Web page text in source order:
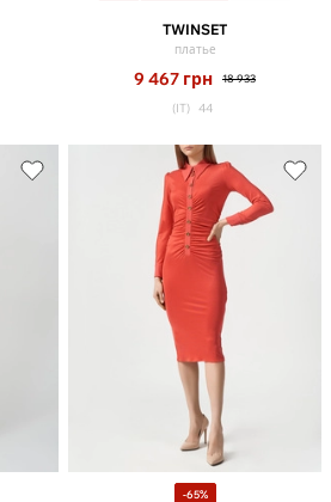
TWINSET
платье
9 467 грн 18 933
(IT) 44
-65%